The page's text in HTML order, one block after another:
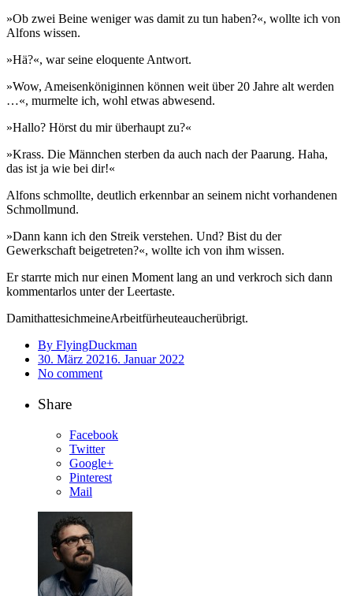
»Ob zwei Beine weniger was damit zu tun haben?«, wollte ich von
Alfons wissen.
»Hä?«, war seine eloquente Antwort.
»Wow, Ameisenköniginnen können weit über 20 Jahre alt werden
…«, murmelte ich, wohl etwas abwesend.
»Hallo? Hörst du mir überhaupt zu?«
»Krass. Die Männchen sterben da auch nach der Paarung. Haha,
das ist ja wie bei dir!«
Alfons schmollte, deutlich erkennbar an seinem nicht vorhandenen
Schmollmund.
»Dann kann ich den Streik verstehen. Und? Bist du der
Gewerkschaft beigetreten?«, wollte ich von ihm wissen.
Er starrte mich nur einen Moment lang an und verkroch sich dann
kommentarlos unter der Leertaste.
DamithattesichmeineArbeitfürheuteaucherübrigt.
By FlyingDuckman
30. März 20216. Januar 2022
No comment
Share
Facebook
Twitter
Google+
Pinterest
Mail